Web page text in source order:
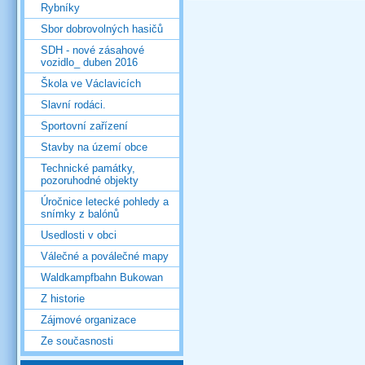
Rybníky
Sbor dobrovolných hasičů
SDH - nové zásahové
vozidlo_ duben 2016
Škola ve Václavicích
Slavní rodáci.
Sportovní zařízení
Stavby na území obce
Technické památky,
pozoruhodné objekty
Úročnice letecké pohledy a
snímky z balónů
Usedlosti v obci
Válečné a poválečné mapy
Waldkampfbahn Bukowan
Z historie
Zájmové organizace
Ze současnosti